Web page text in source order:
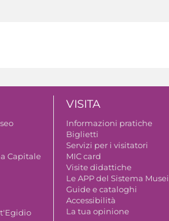
Capitale
VISITA
Informazioni pratiche
Biglietti
Servizi per i visitatori
MIC card
Visite didattiche
Le APP del Sistema Musei
Guide e cataloghi
Accessibilità
La tua opinione